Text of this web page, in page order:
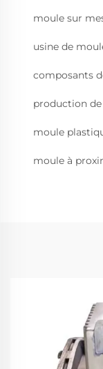
moule sur
usine de
composants
production
moule
moule à